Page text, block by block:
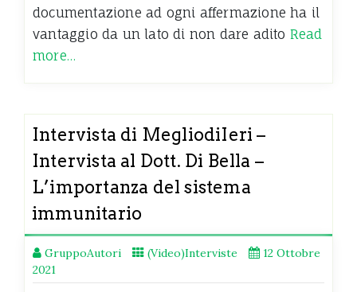
documentazione ad ogni affermazione ha il
vantaggio da un lato di non dare adito Read
more…
Intervista di MegliodiIeri –
Intervista al Dott. Di Bella –
L’importanza del sistema
immunitario
GruppoAutori (Video)Interviste
12 Ottobre
2021